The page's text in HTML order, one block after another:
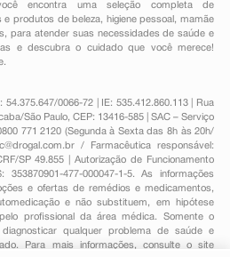
encontra uma seleção completa de
e produtos de beleza, higiene pessoal ,mamãe
para atender suas necessidades de saúde e
e descubra o cuidado que você merece!
54.375.647/0066-72 | IE: 535.412.860.113 | Rua
São Paulo, CEP: 13416-585 | SAC – Serviço
771 2120 (Segunda à Sexta das 8h às 20h/
/ Farmacêutica responsável:
SP 49.855 | Autorização de Funcionamento
353870901-477-000047-1-5. As informações
e ofertas de remédios e medicamentos,
e não substituem, em hipótese
profissional da área médica. Somente o
qualquer problema de saúde e
Para mais informações, consulte o site